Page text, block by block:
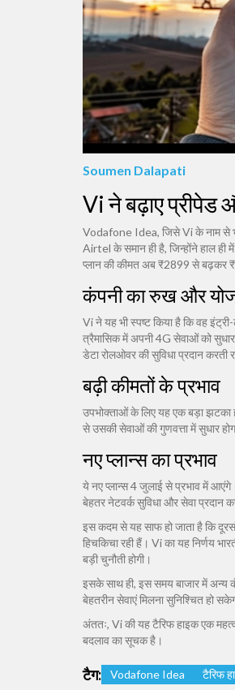
Soumen Dalapati
Vi ने बढ़ाए प्रीपेड
Vodafone Idea, जिसे Vi के नाम से
Airtel के समान ही है, जिन्होंने हाल ही
प्लान की कीमत अब ₹2899 से बढ़कर
कंपनी का रुख और
Vi ने यह भी स्पष्ट किया है कि वह
त्रैमासिक में अपनी 4G सेवाओं को
डेटा रोलओवर की सुविधा प्रदान करती
बढ़ी कीमतों के प्रभाव
उपभोक्ताओं के लिए यह एक बड़ा झटका
से उसकी सेवाओं की गुणवत्ता में सुधार
नए प्लान्स का प्रभाव
ये नए प्लान्स 4 जुलाई से प्रभाव में
बेहतर नेटवर्क सुविधा और सेवा प्रदान
इस कदम से यह साफ हो जाता है कि
हिचकिचा रही हैं। Vi का यह निर्णय
बड़ी चुनौती होगी।
इसके साथ ही, इस समय बाजार में अन्य
बेहतरीन सेवाएं मिलना सुनिश्चित हो
अंततः, Vi की यह टैरिफ हाइक एक
बदलाव का सूचक है।
टैग: Vodafone Idea टैरिफ